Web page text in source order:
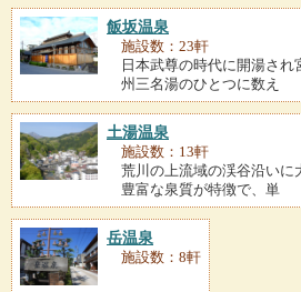
飯坂温泉
施設数：23軒
日本武尊の時代に開湯さ
州三名湯のひとつに数え
土湯温泉
施設数：13軒
荒川の上流域の渓谷沿いに
豊富な泉質が特徴で、単
岳温泉
施設数：8軒